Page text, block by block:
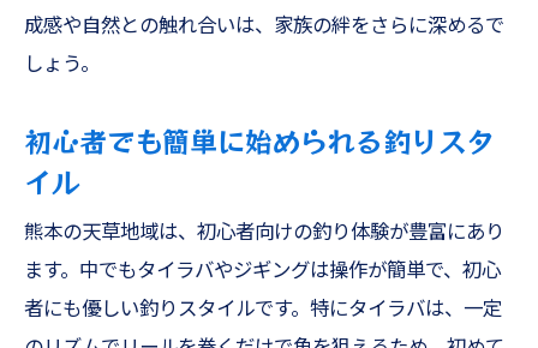
成感や自然との触れ合いは、家族の絆をさらに深めるで
しょう。
初心者でも簡単に始められる釣りスタ
イル
熊本の天草地域は、初心者向けの釣り体験が豊富にあり
ます。中でもタイラバやジギングは操作が簡単で、初心
者にも優しい釣りスタイルです。特にタイラバは、一定